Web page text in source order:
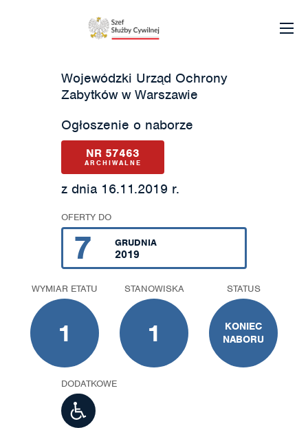
Wojewódzki Urząd Ochrony
Zabytków w Warszawie
Ogłoszenie o naborze
NR 57463
ARCHIWALNE
z dnia 16.11.2019 r.
OFERTY DO
7 GRUDNIA
2019
WYMIAR ETATU
1
STANOWISKA
1
STATUS
KONIEC
NABORU
DODATKOWE